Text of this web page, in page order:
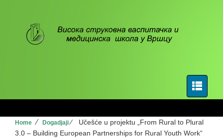
Home ⁄ Dogadjaji⁄
Učešće u projektu „From Rural to Plural
3.0 – Building European Partnerships for Rural Youth Work“